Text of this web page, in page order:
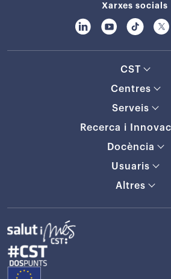
Xarxes socials
CST
Centres
Serveis
Recerca i
Docència
Usuaris
Altres